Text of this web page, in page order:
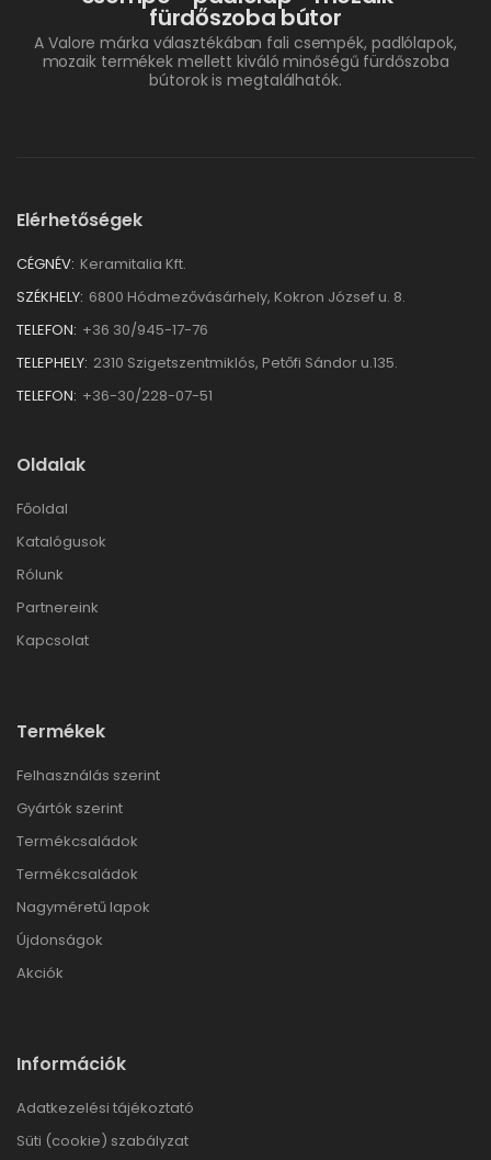
fürdőszoba bútor
A Valore márka választékában fali csempék, padlólapok,
mozaik termékek mellett kiváló minőségű fürdőszoba
bútorok is megtalálhatók.
Elérhetőségek
CÉGNÉV: Keramitalia Kft.
SZÉKHELY: 6800 Hódmezővásárhely, Kokron József u. 8.
TELEFON: +36 30/945-17-76
TELEPHELY: 2310 Szigetszentmiklós, Petőfi Sándor u.135.
TELEFON: +36-30/228-07-51
Oldalak
Főoldal
Katalógusok
Rólunk
Partnereink
Kapcsolat
Termékek
Felhasználás szerint
Gyártók szerint
Termékcsaládok
Termékcsaládok
Nagyméretű lapok
Újdonságok
Akciók
Információk
Adatkezelési tájékoztató
Süti (cookie) szabályzat